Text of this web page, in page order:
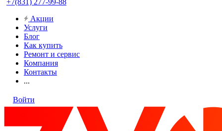
+7(831) 277-99-88
Акции
Услуги
Блог
Как купить
Ремонт и сервис
Компания
Контакты
...
Войти